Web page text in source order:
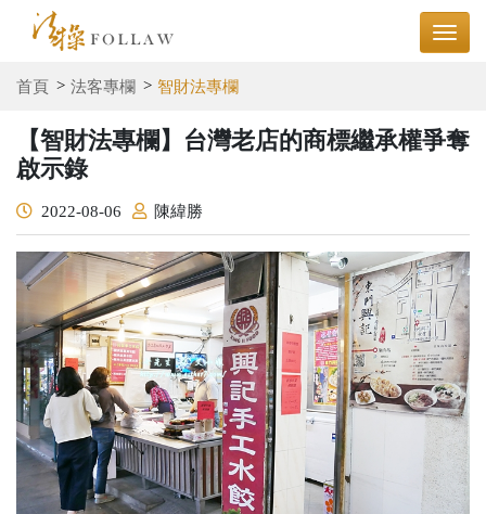
首頁 法客專欄 智財法專欄
【智財法專欄】台灣老店的商標繼承權爭奪
啟示錄
2022-08-06 陳緯勝